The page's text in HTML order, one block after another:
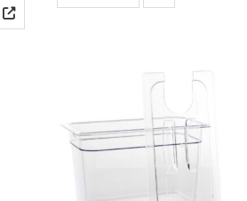
Odnímatelná kuchyňská
Možnost používat váhu i při…